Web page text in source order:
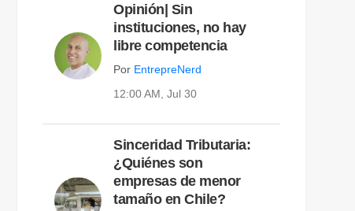
Opinión| Sin
instituciones, no hay
libre competencia
Por EntrepreNerd
12:00 AM, Jul 30
Sinceridad Tributaria:
¿Quiénes son
empresas de menor
tamaño en Chile?